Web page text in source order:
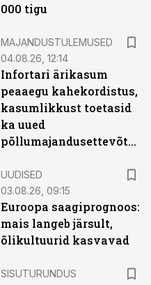
000 tigu
MAJANDUSTULEMUSED
04.08.26, 12:14
Infortari ärikasum
peaaegu kahekordistus,
kasumlikkust toetasid
ka uued
põllumajandusettevõtted
UUDISED
03.08.26, 09:15
Euroopa saagiprognoos:
mais langeb järsult,
õlikultuurid kasvavad
SISUTURUNDUS